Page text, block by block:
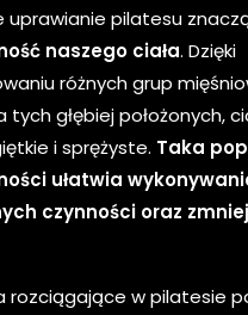
uprawianie pilatesu
naszego ciała. Dzięki
różnych grup
tych głębiej położonych,
i sprężyste. Taka
ułatwia
czynności oraz
rozciągające w pilatesie